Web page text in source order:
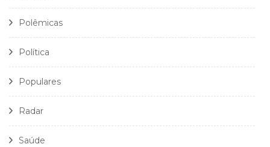
Polêmicas
Política
Populares
Radar
Saúde